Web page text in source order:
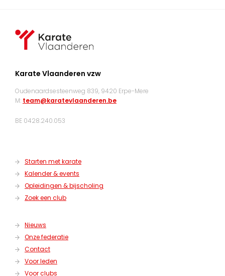
Karate Vlaanderen vzw
Oudenaardsesteenweg 839, 9420 Erpe-Mere
M: team@karatevlaanderen.be
BE 0428.240.053
Starten met karate
Kalender & events
Opleidingen & bijscholing
Zoek een club
Nieuws
Onze federatie
Contact
Voor leden
Voor clubs